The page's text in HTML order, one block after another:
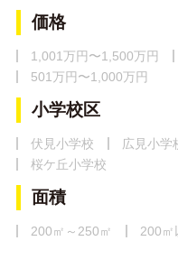
価格
1,001万円〜1,500万円
501万円〜1,000万円
小学校区
伏見小学校 広見小学
桜ケ丘小学校
面積
200㎡～250㎡ 200㎡